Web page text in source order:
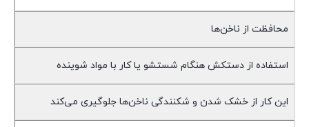
محافظت از ناخن‌ها
استفاده از دستکش هنگام شستشو یا کار با مواد شوینده
این کار از خشک شدن و شکنندگی ناخن‌ها جلوگیری می‌کند